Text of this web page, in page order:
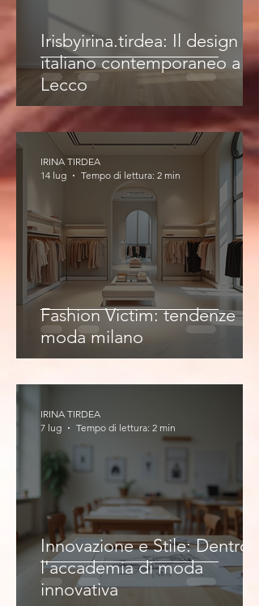
Irisbyirina.tirdea: Il design
italiano contemporaneo a
Lecco
Fashion Victim: tendenze
moda milano
IRINA TIRDEA
14 lug
Tempo di lettura: 2 min
Innovazione e Stile: Dentro
l'accademia di moda
innovativa
IRINA TIRDEA
7 lug
Tempo di lettura: 2 min